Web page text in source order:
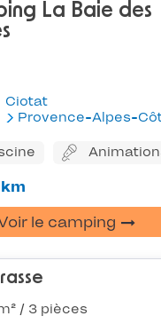
La Baie des
Ciotat
Provence-Alpes-Côte
le camping
/ 3 pièces